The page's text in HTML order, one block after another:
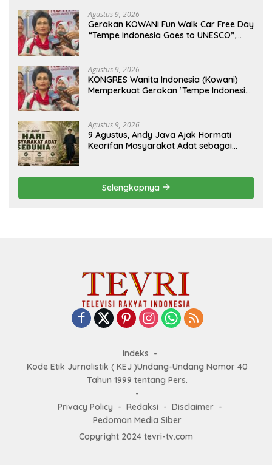
Agustus 9, 2026
Gerakan KOWANI Fun Walk Car Free Day
“Tempe Indonesia Goes to UNESCO”,
Agustus 9, 2026
KONGRES Wanita Indonesia (Kowani)
Memperkuat Gerakan ‘Tempe Indonesia
Agustus 9, 2026
9 Agustus, Andy Java Ajak Hormati
Kearifan Masyarakat Adat sebagai
Selengkapnya
Indeks
Kode Etik Jurnalistik ( KEJ )Undang-Undang Nomor 40
Tahun 1999 tentang Pers.
Privacy Policy Redaksi
Disclaimer
Pedoman Media Siber
Copyright 2024 tevri-tv.com